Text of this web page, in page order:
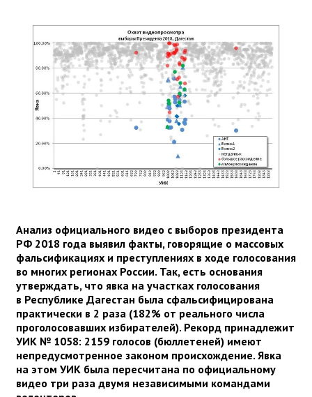
Анализ официального видео с выборов президента
РФ 2018 года выявил факты, говорящие о массовых
фальсификациях и преступлениях в ходе голосования
во многих регионах России. Так, есть основания
утверждать, что явка на участках голосования
в Республике Дагестан была сфальсифицирована
практически в 2 раза (182% от реального числа
проголосовавших избирателей). Рекорд принадлежит
УИК № 1058: 2159 голосов (бюллетеней) имеют
непредусмотренное законом происхождение. Явка
на этом УИК была пересчитана по официальному
видео три раза двумя независимыми командами